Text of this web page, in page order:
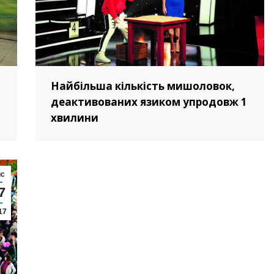
Найбільша кількість мишоловок,
деактивованих язиком упродовж 1
хвилини